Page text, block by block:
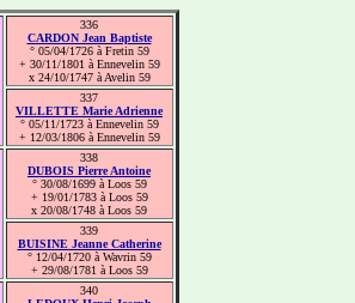
336
CARDON Jean Baptiste
° 05/04/1726 à Fretin 59
+ 30/11/1801 à Ennevelin 59
x 24/10/1747 à Avelin 59
337
VILLETTE Marie Adrienne
° 05/11/1723 à Ennevelin 59
+ 12/03/1806 à Ennevelin 59
338
DUBOIS Pierre Antoine
° 30/08/1699 à Loos 59
+ 19/01/1783 à Loos 59
x 20/08/1748 à Loos 59
339
BUISINE Jeanne Catherine
° 12/04/1720 à Wavrin 59
+ 29/08/1781 à Loos 59
340